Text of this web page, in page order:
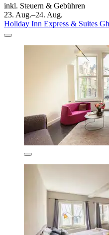
inkl. Steuern & Gebühren
23. Aug.–24. Aug.
Holiday Inn Express & Suites